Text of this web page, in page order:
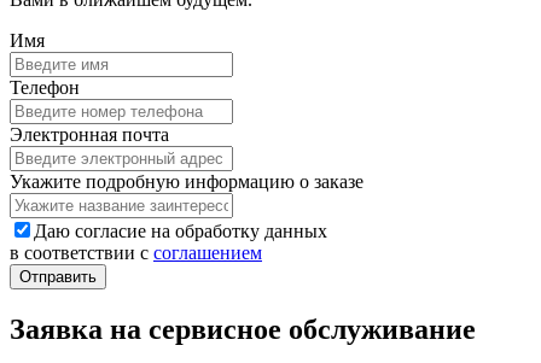
Имя
Телефон
Электронная почта
Укажите подробную информацию о заказе
Даю согласие на обработку данных
в соответствии с соглашением
Заявка на сервисное обслуживание